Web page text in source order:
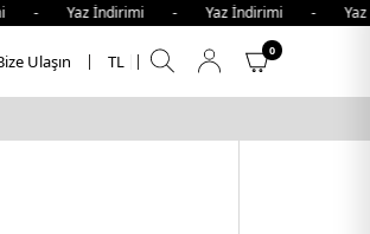
İndirimi - Yaz İndirimi -
Ulaşın TL
0